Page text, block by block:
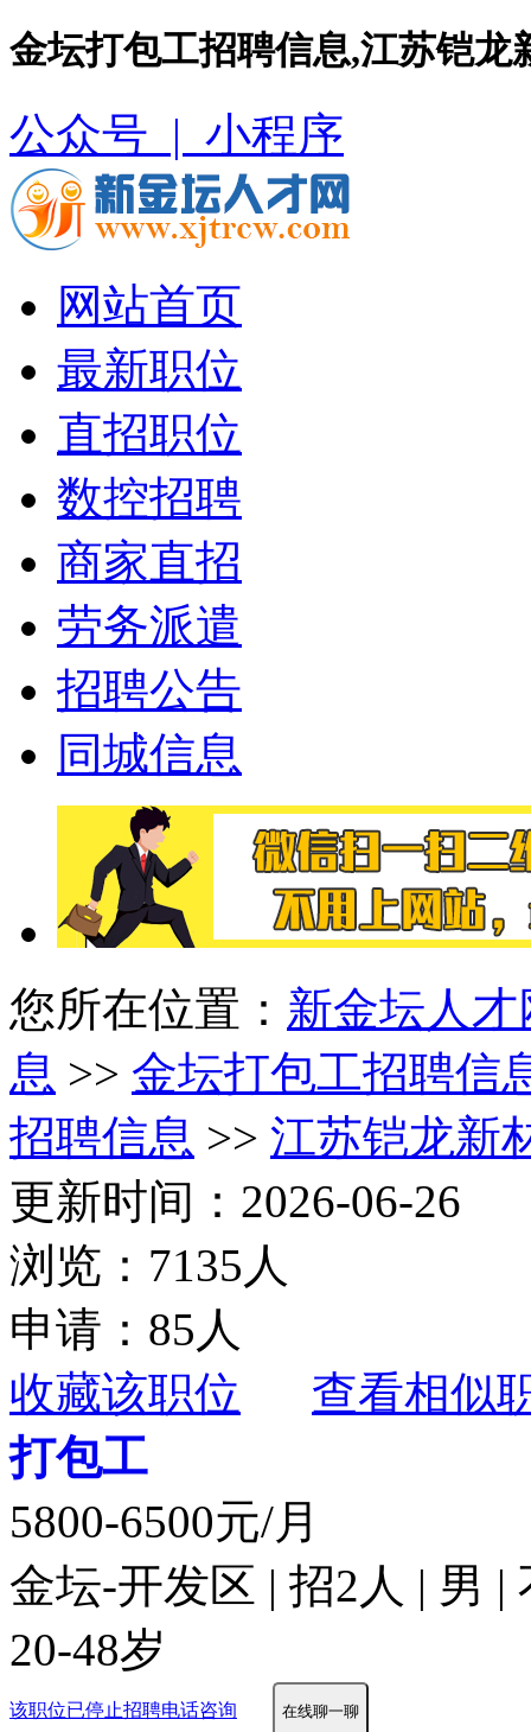
金坛打包工招聘信息,江苏铠
公众号 | 小程序
网站首页
最新职位
直招职位
数控招聘
商家直招
劳务派遣
招聘公告
同城信息
您所在位置： 新金坛人才
息 >> 金坛打包工招聘信
招聘信息 >> 江苏铠龙新
更新时间：2026-06-26
浏览：7135人
申请：85人
收藏该职位
查看相似
打包工
5800-6500元/月
金坛-开发区 | 招2人 | 男
20-48岁
该职位已停止招聘电话咨询 在线聊一聊